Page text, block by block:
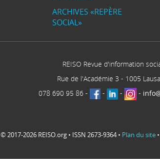
ARCHIVES «REPÈRE
SOCIAL»
REISO Revue d'information
Rue de l'Académie 3 - 1005
078 690 95 86 - - - -
© 2017-2026 REISO.org • ISSN 2673-9364 • Plan du site •